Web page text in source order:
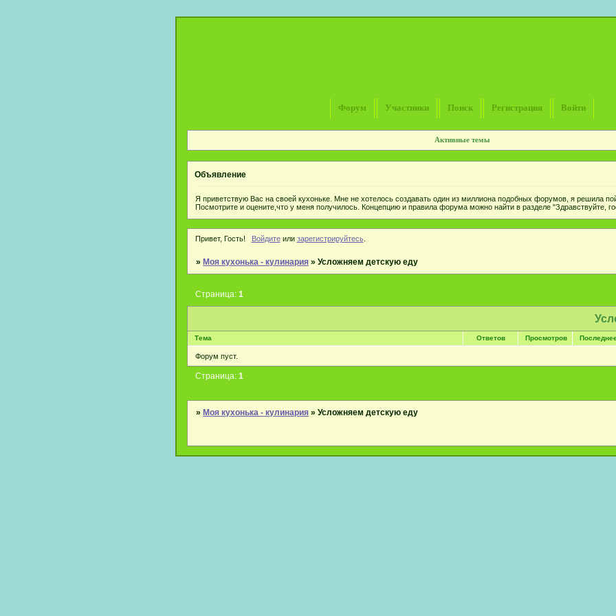
Форум Участники Поиск Регистрация Войти
Активные темы
Объявление
Я приветствую Вас на своей кухоньке. Мне не хотелось создавать один из миллиона подобных форумов, я решила
Посмотрите и оцените,что у меня получилось. Концепцию и правила форума можно найти в разделе "Здравствуйте,
Привет, Гость! Войдитеили зарегистрируйтесь.
» Моя кухонька - кулинария »Усложняем детскую еду
Страница:1
Тема Ответов Просмотров
Форум пуст.
Страница:1
»Моя кухонька - кулинария »Усложняем детскую еду